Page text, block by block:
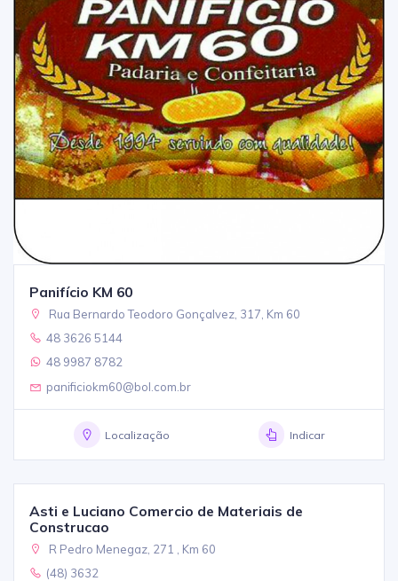
Panifício KM 60
Rua Bernardo Teodoro Gonçalvez, 317, Km 60
48 3626 5144
48 9987 8782
panificiokm60@bol.com.br
Localização Indicar
Asti e Luciano Comercio de Materiais de
Construcao
R Pedro Menegaz, 271 , Km 60
(48) 3632